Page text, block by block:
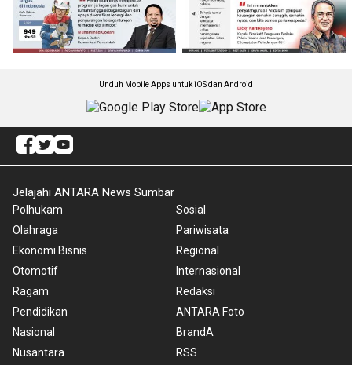
Unduh Mobile Apps untuk iOS dan Android
Jelajahi ANTARA News Sumbar
Polhukam
Olahraga
Ekonomi Bisnis
Otomotif
Ragam
Pendidikan
Nasional
Nusantara
Sosial
Pariwisata
Regional
Internasional
Redaksi
ANTARA Foto
BrandA
RSS